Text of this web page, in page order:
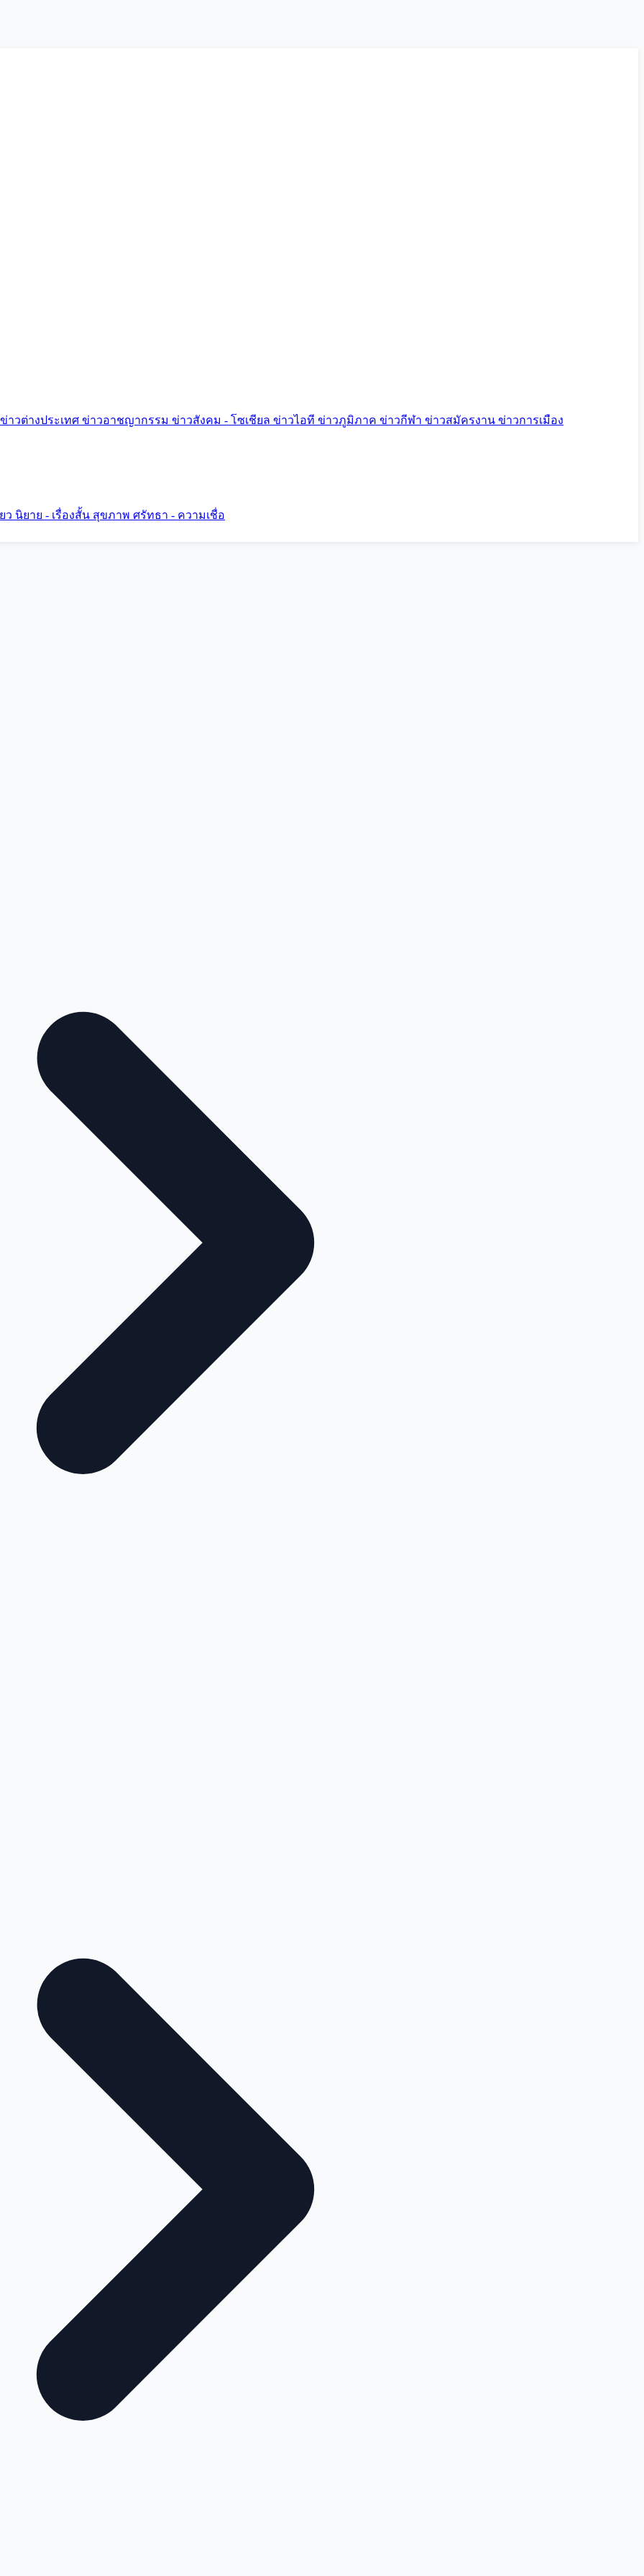
ข่าวต่างประเทศ ข่าวอาชญากรรม ข่าวสังคม - โซเชียล ข่าวไอที ข่าวภูมิภาค ข่าวกีฬา ข่าวสมัครงาน ข่าวการเมือง
ว นิยาย - เรื่องสั้น สุขภาพ ศรัทธา - ความเชื่อ